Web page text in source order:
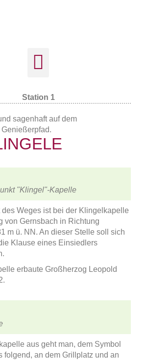
Station 1
sagenhaft auf dem
"Klingel"-Kapelle
Weges ist bei der Klingelkapelle
von Gernsbach in Richtung
m ü. NN. An dieser Stelle soll sich
Klause eines Einsiedlers
erbaute Großherzog Leopold
aus geht man, dem Symbol
folgend, an dem Grillplatz und an